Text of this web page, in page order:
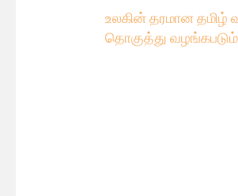
உலகின் தரமான
தொகுத்து